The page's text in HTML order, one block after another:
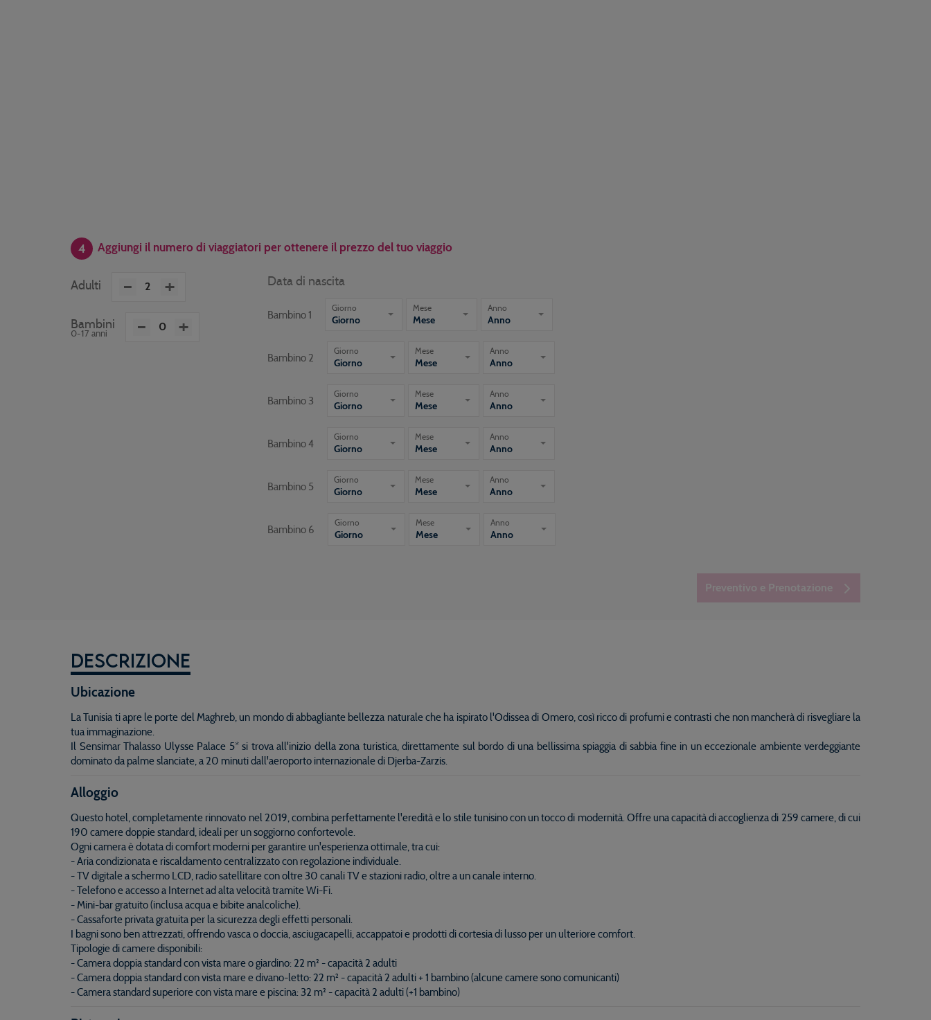
4 Aggiungi il numero di viaggiatori per ottenere il prezzo del tuo viaggio
Adulti - +
Bambini
0-17 anni - +
Data di nascita
Bambino 1
Giorno
Giorno
Mese
Mese
Anno
Anno
Bambino 2
Giorno
Giorno
Mese
Mese
Anno
Anno
Bambino 3
Giorno
Giorno
Mese
Mese
Anno
Anno
Bambino 4
Giorno
Giorno
Mese
Mese
Anno
Anno
Bambino 5
Giorno
Giorno
Mese
Mese
Anno
Anno
Bambino 6
Giorno
Giorno
Mese
Mese
Anno
Anno
Preventivo e Prenotazione
Descrizione
Ubicazione
La Tunisia ti apre le porte del Maghreb, un mondo di abbagliante bellezza naturale che ha ispirato l'Odissea di Omero, così ricco di profumi e contrasti che non mancherà di risvegliare la
tua immaginazione.
Il Sensimar Thalasso Ulysse Palace 5* si trova all'inizio della zona turistica, direttamente sul bordo di una bellissima spiaggia di sabbia fine in un eccezionale ambiente verdeggiante
dominato da palme slanciate, a 20 minuti dall'aeroporto internazionale di Djerba-Zarzis.
Alloggio
Questo hotel, completamente rinnovato nel 2019, combina perfettamente l'eredità e lo stile tunisino con un tocco di modernità. Offre una capacità di accoglienza di 259 camere, di cui
190 camere doppie standard, ideali per un soggiorno confortevole.
Ogni camera è dotata di comfort moderni per garantire un'esperienza ottimale, tra cui:
- Aria condizionata e riscaldamento centralizzato con regolazione individuale.
- TV digitale a schermo LCD, radio satellitare con oltre 30 canali TV e stazioni radio, oltre a un canale interno.
- Telefono e accesso a Internet ad alta velocità tramite Wi-Fi.
- Mini-bar gratuito (inclusa acqua e bibite analcoliche).
- Cassaforte privata gratuita per la sicurezza degli effetti personali.
I bagni sono ben attrezzati, offrendo vasca o doccia, asciugacapelli, accappatoi e prodotti di cortesia di lusso per un ulteriore comfort.
Tipologie di camere disponibili:
- Camera doppia standard con vista mare o giardino: 22 m² - capacità 2 adulti
- Camera doppia standard con vista mare e divano-letto: 22 m² - capacità 2 adulti + 1 bambino (alcune camere sono comunicanti)
- Camera standard superiore con vista mare e piscina: 32 m² - capacità 2 adulti (+1 bambino)